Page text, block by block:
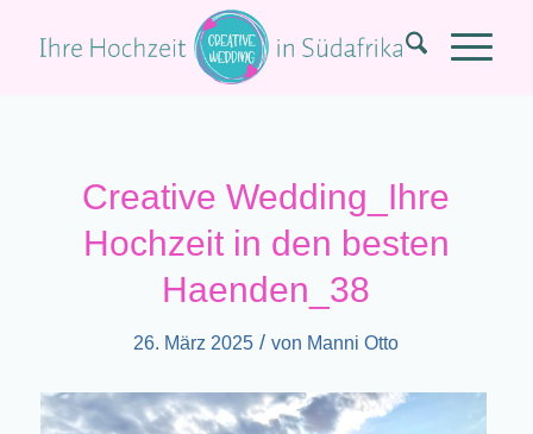
Creative Wedding_Ihre
Hochzeit in den besten
Haenden_38
26. März 2025 / von Manni Otto